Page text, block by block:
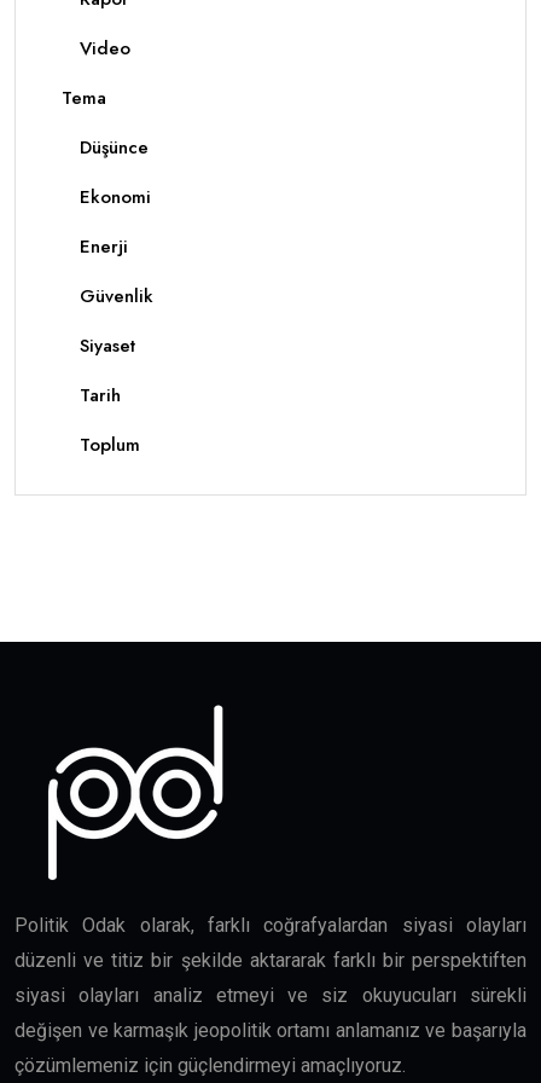
Video
Tema
Düşünce
Ekonomi
Enerji
Güvenlik
Siyaset
Tarih
Toplum
Politik Odak olarak, farklı coğrafyalardan siyasi olayları
düzenli ve titiz bir şekilde aktararak farklı bir perspektiften
siyasi olayları analiz etmeyi ve siz okuyucuları sürekli
değişen ve karmaşık jeopolitik ortamı anlamanız ve başarıyla
çözümlemeniz için güçlendirmeyi amaçlıyoruz.